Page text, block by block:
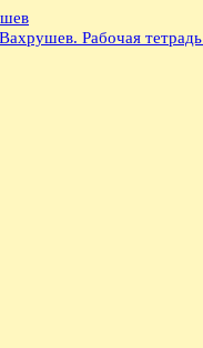
Вахрушев. Рабочая тетрадь